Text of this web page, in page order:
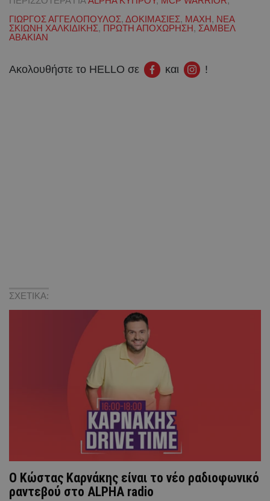
ΓΙΩΡΓΟΣ ΑΓΓΕΛΟΠΟΥΛΟΣ, ΔΟΚΙΜΑΣΙΕΣ, ΜΑΧΗ, ΝΕΑ
ΣΚΙΩΝΗ ΧΑΛΚΙΔΙΚΗΣ, ΠΡΩΤΗ ΑΠΟΧΩΡΗΣΗ, ΣΑΜΒΕΛ
ΑΒΑΚΙΑΝ
Ακολουθήστε το HELLO σε και !
ΣΧΕΤΙΚΑ:
Ο Κώστας Καρνάκης είναι το νέο ραδιοφωνικό
ραντεβού στο ALPHA radio